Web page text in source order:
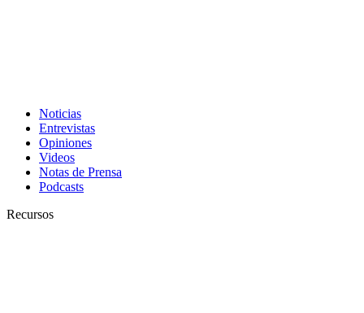
Noticias
Entrevistas
Opiniones
Videos
Notas de Prensa
Podcasts
Recursos